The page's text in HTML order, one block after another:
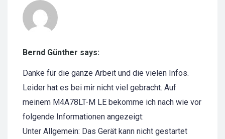
Bernd Günther says:
Danke für die ganze Arbeit und die vielen Infos.
Leider hat es bei mir nicht viel gebracht. Auf
meinem M4A78LT-M LE bekomme ich nach wie vor
folgende Informationen angezeigt:
Unter Allgemein: Das Gerät kann nicht gestartet